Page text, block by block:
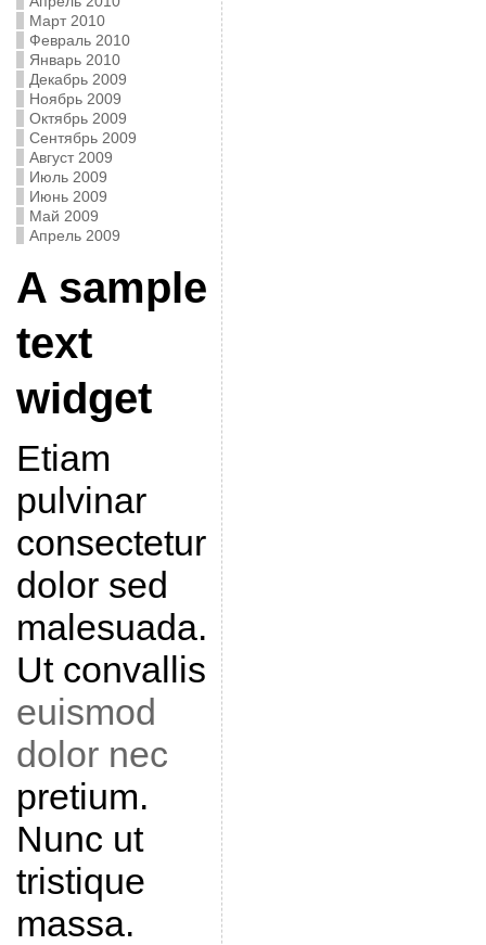
Март 2010
Февраль 2010
Январь 2010
Декабрь 2009
Ноябрь 2009
Октябрь 2009
Сентябрь 2009
Август 2009
Июль 2009
Июнь 2009
Май 2009
Апрель 2009
A sample
text
widget
Etiam
pulvinar
consectetur
dolor sed
malesuada.
Ut convallis
euismod
dolor nec
pretium.
Nunc ut
tristique
massa.